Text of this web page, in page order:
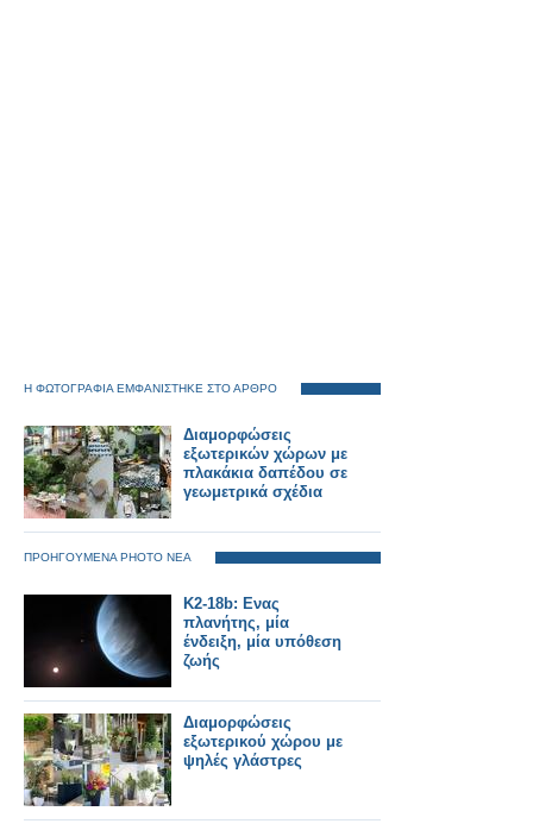
Η ΦΩΤΟΓΡΑΦΙΑ ΕΜΦΑΝΙΣΤΗΚΕ ΣΤΟ ΑΡΘΡΟ
Διαμορφώσεις
εξωτερικών χώρων με
πλακάκια δαπέδου σε
γεωμετρικά σχέδια
ΠΡΟΗΓΟΥΜΕΝΑ PHOTO ΝΕΑ
K2-18b: Ενας
πλανήτης, μία
ένδειξη, μία υπόθεση
ζωής
Διαμορφώσεις
εξωτερικού χώρου με
ψηλές γλάστρες